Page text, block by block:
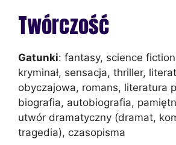
Twórczość
Gatunki: fantasy, science
kryminał, sensacja, thriller,
obyczajowa, romans, literatura
biografia, autobiografia,
utwór dramatyczny (dramat,
tragedia), czasopisma